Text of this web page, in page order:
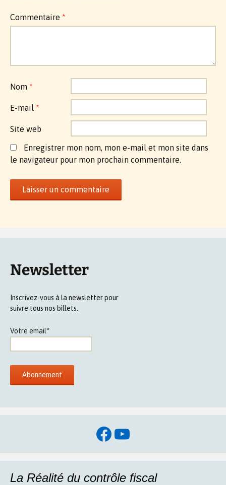
Commentaire *
Nom *
E-mail *
Site web
Enregistrer mon nom, mon e-mail et mon site dans
le navigateur pour mon prochain commentaire.
Newsletter
Inscrivez-vous à la newsletter pour
suivre tous nos billets.
Votre email*
Facebook
YouTube
La Réalité du contrôle fiscal